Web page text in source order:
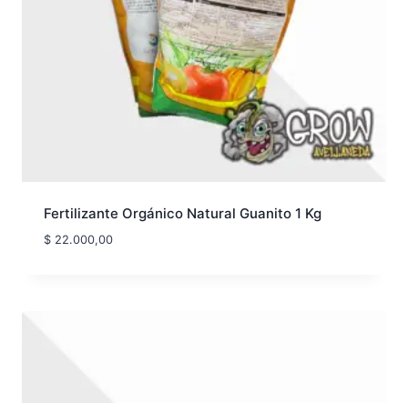
Fertilizante Orgánico Natural Guanito 1 Kg
$22.000,00